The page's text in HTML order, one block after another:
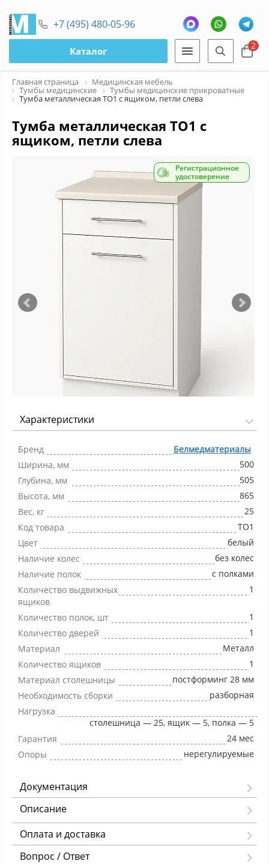
+7 (495) 480-05-96
Каталог 2
Главная страница Медицинская мебель
Тумбы медицинские Тумбы медицинские прикроватные
Тумба металлическая ТО1 с ящиком, петли слева
Тумба металлическая ТО1 с
ящиком, петли слева
Регистрационное
удостоверение
Характеристики
Бренд
Белмедматериалы
Ширина, мм
500
Глубина, мм
505
Высота, мм
865
Вес, кг
25
Код товара
ТО1
Цвет
белый
Наличие колес
без колес
Наличие полок
с полками
Количество выдвижных
ящиков
1
Количество полок, шт
1
Количество дверей
1
Материал
Металл
Количество ящиков
1
Материал столешницы
постформинг 28 мм
Необходимость сборки
разборная
Нагрузка
столешница — 25, ящик — 5, полка — 5
Гарантия
24 мес
Опоры
нерегулируемые
Документация
Описание
Оплата и доставка
Вопрос / Ответ